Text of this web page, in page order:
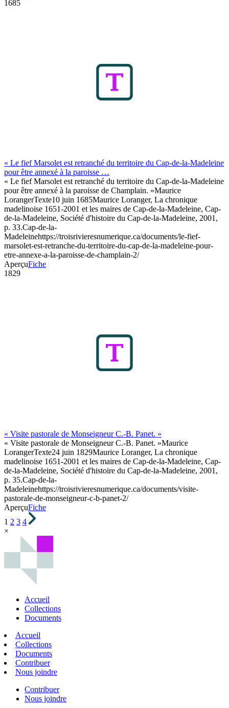
1685
« Le fief Marsolet est retranché du territoire du Cap-de-la-Madeleine
pour être annexé à la paroisse …
« Le fief Marsolet est retranché du territoire du Cap-de-la-Madeleine
pour être annexé à la paroisse de Champlain. »Maurice
LorangerTexte10 juin 1685Maurice Loranger, La chronique
madelinoise 1651-2001 et les maires de Cap-de-la-Madeleine, Cap-
de-la-Madeleine, Société d'histoire du Cap-de-la-Madeleine, 2001,
p. 33.Cap-de-la-
Madeleinehttps://troisrivieresnumerique.ca/documents/le-fief-
marsolet-est-retranche-du-territoire-du-cap-de-la-madeleine-pour-
etre-annexe-a-la-paroisse-de-champlain-2/
AperçuFiche
1829
« Visite pastorale de Monseigneur C.-B. Panet. »
« Visite pastorale de Monseigneur C.-B. Panet. »Maurice
LorangerTexte24 juin 1829Maurice Loranger, La chronique
madelinoise 1651-2001 et les maires de Cap-de-la-Madeleine, Cap-
de-la-Madeleine, Société d'histoire du Cap-de-la-Madeleine, 2001,
p. 35.Cap-de-la-
Madeleinehttps://troisrivieresnumerique.ca/documents/visite-
pastorale-de-monseigneur-c-b-panet-2/
AperçuFiche
1 2 3 4
×
Accueil
Collections
Documents
Accueil
Collections
Documents
Contribuer
Nous joindre
Contribuer
Nous joindre